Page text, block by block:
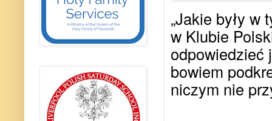
„Jakie były w
w Klubie
odpowiedzieć
bowiem
niczym nie